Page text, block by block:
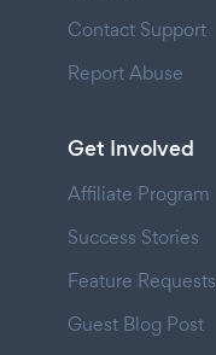
Contact Support
Report Abuse
Get Involved
Affiliate Program
Success Stories
Feature Requests
Guest Blog Post